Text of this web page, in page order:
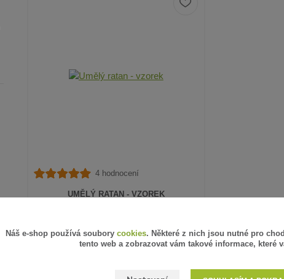
4 hodnocení
UMĚLÝ RATAN - VZOREK
12 Kč bez DPH
Náš e-shop používá soubory cookies. Některé z nich jsou nutné pro
tento web a zobrazovat vám takové informace, které